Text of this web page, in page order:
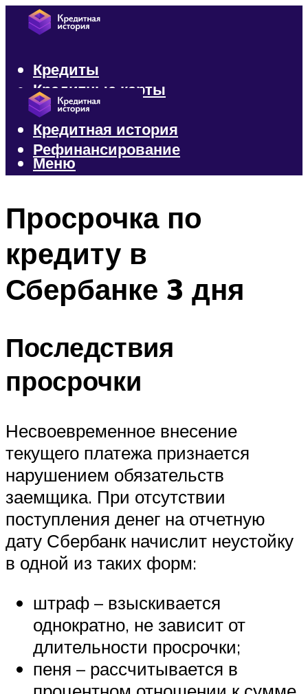
Кредиты
Кредитные карты
Микрозаймы
Кредитная история
Рефинансирование
Меню
Просрочка по
кредиту в
Сбербанке 3 дня
Последствия
просрочки
Несвоевременное внесение
текущего платежа признается
нарушением обязательств
заемщика. При отсутствии
поступления денег на отчетную
дату Сбербанк начислит неустойку
в одной из таких форм:
штраф – взыскивается
однократно, не зависит от
длительности просрочки;
пеня – рассчитывается в